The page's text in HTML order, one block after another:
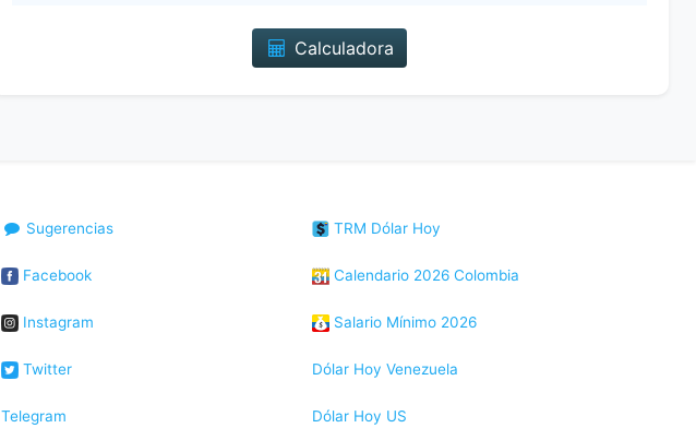
Calculadora
Sugerencias
Facebook
Instagram
Twitter
Telegram
TRM Dólar Hoy
Calendario 2026 Colombia
Salario Mínimo 2026
Dólar Hoy Venezuela
Dólar Hoy US